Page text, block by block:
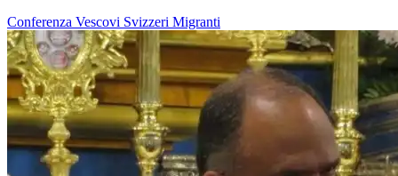
Conferenza Vescovi Svizzeri Migranti